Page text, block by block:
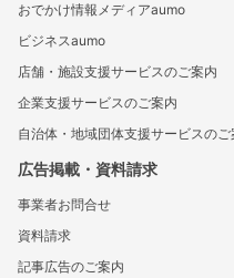
おでかけ情報メディアaumo
ビジネスaumo
店舗・施設支援サービスのご案内
企業支援サービスのご案内
自治体・地域団体支援サービスのご
広告掲載・資料請求
事業者お問合せ
資料請求
記事広告のご案内